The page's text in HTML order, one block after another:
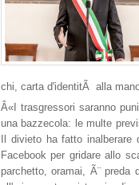
chi, carta d'identitÃ alla
Â«I trasgressori saranno
una bazzecola: le multe
Il divieto ha fatto inalberare
Facebook per gridare allo
parchetto, oramai, Ã¨